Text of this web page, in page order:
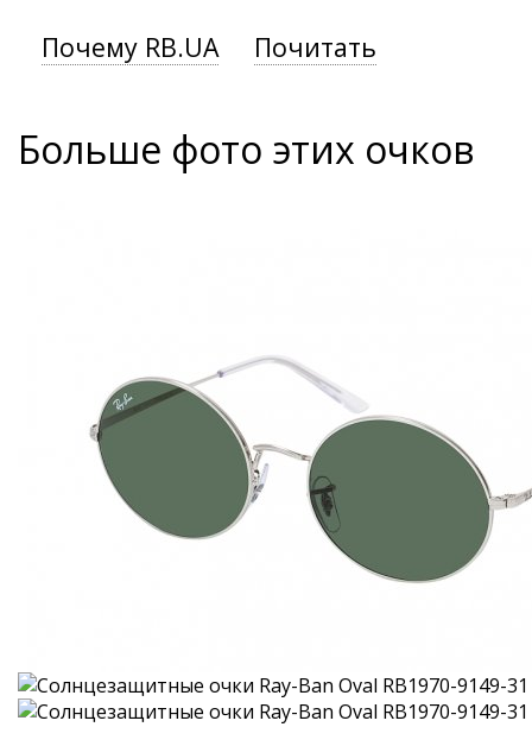
Почему RB.UA Почитать
Больше фото этих очков